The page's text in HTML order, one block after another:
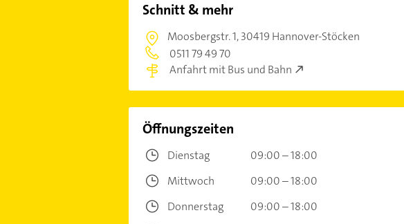
Schnitt & mehr
Moosbergstr. 1,30419 Hannover-Stöcken
0511 79 49 70
Anfahrt mit Bus und Bahn
Öffnungszeiten
Dienstag
09:00 – 18:00
Mittwoch
09:00 – 18:00
Donnerstag
09:00 – 18:00